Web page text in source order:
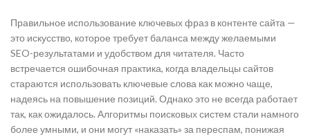
Правильное использование ключевых фраз в контенте сайта —
это искусство, которое требует баланса между желаемыми
SEO-результатами и удобством для читателя. Часто
встречается ошибочная практика, когда владельцы сайтов
стараются использовать ключевые слова как можно чаще,
надеясь на повышение позиций. Однако это не всегда работает
так, как ожидалось. Алгоритмы поисковых систем стали намного
более умными, и они могут «наказать» за переспам, понижая